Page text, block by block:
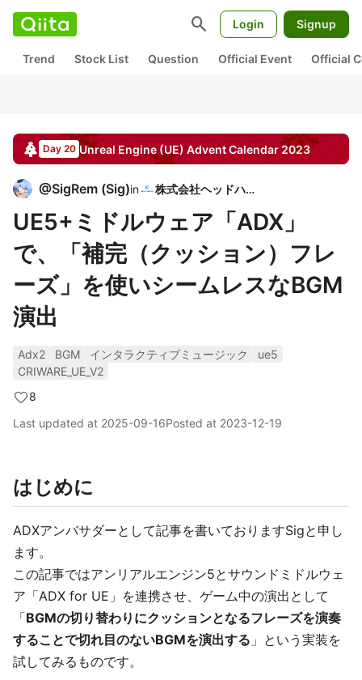
search Login Signup
Trend Stock List Question Official Event Official
Day 20 Unreal Engine (UE) Advent Calendar2023
@SigRem (Sig)in 株式会社ヘッドハイ
UE5+ミドルウェア「ADX」
で、「補完（クッション）フレ
ーズ」を使いシームレスなBGM
演出
Adx2 BGM インタラクティブミュージック
ue5
CRIWARE_UE_V2
8
Last updated at 2025-09-16Posted at 2023-12-19
はじめに
ADXアンバサダーとして記事を書いておりますSigと申し
ます。
この記事ではアンリアルエンジン5とサウンドミドルウェ
ア「ADX for UE」を連携させ、ゲーム中の演出として
「BGMの切り替わりにクッションとなるフレーズを演奏
することで切れ目のないBGMを演出する 」という実装を
試してみるものです。